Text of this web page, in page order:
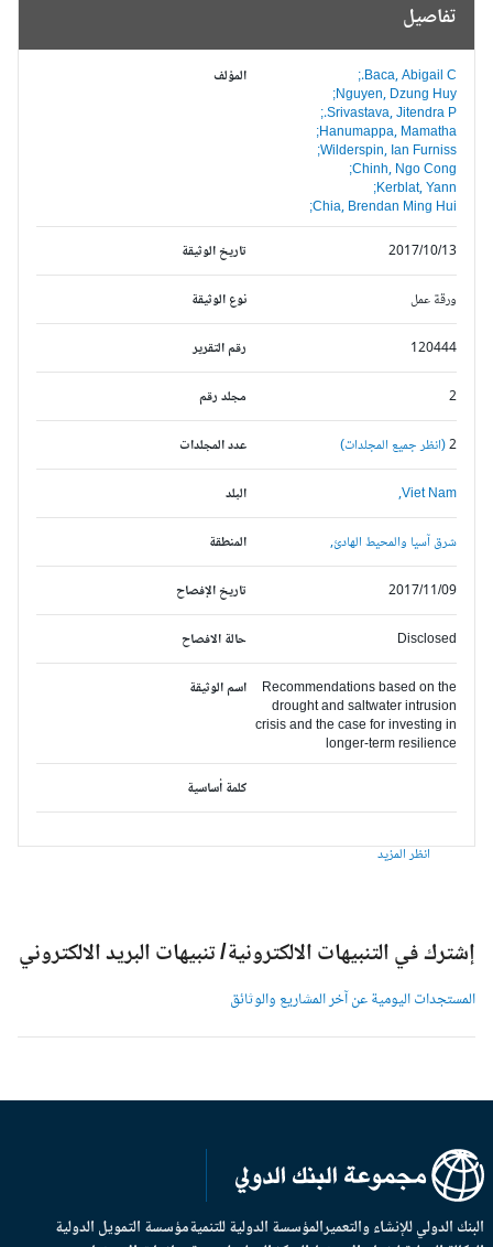
تفاصيل
المؤلف
Baca, Abigail C.;
Nguyen, Dzung Huy;
Srivastava, Jitendra P.;
Hanumappa, Mamatha;
Wilderspin, Ian Furniss;
Chinh, Ngo Cong;
Kerblat, Yann;
Chia, Brendan Ming Hui;
تاريخ الوثيقة
2017/10/13
نوع الوثيقة ورقة عمل
رقم التقرير 120444
مجلد رقم
عدد المجلدات (انظر جميع المجلدات)
البلد Viet Nam,
المنطقة شرق آسيا والمحيط الهادئ,
تاريخ الإفصاح 2017/11/09
حالة الافصاح Disclosed
اسم الوثيقة
Recommendations based on the
drought and saltwater intrusion
crisis and the case for investing in
longer-term resilience
كلمة أساسية
انظر المزيد
إشترك في التنبيهات الالكترونية/ تنبيهات البريد الالكتروني
المستجدات اليومية عن آخر المشاريع والوثائق
الدولي للإنشاء والتعميرالمؤسسة الدولية للتنميةمؤسسة التمويل الدولية